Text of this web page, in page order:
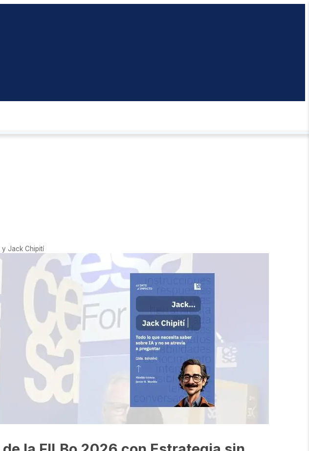
y Jack Chipití